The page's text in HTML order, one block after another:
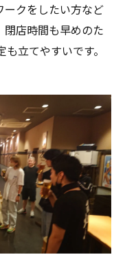
ークをしたい方など
閉店時間も早めのた
立てやすいです。